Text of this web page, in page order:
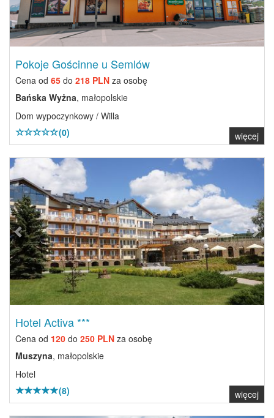
Pokoje Gościnne u Semlów
Cena od 65 do 218 PLN za osobę
Bańska Wyżna, małopolskie
Dom wypoczynkowy / Willa
(0)
więcej
Previous Next
Hotel Activa ***
Cena od 120 do 250 PLN za osobę
Muszyna, małopolskie
Hotel
(8)
więcej